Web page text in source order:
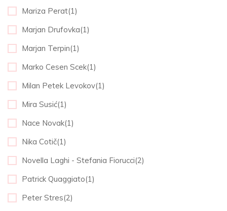
Mariza Perat(1)
Marjan Drufovka(1)
Marjan Terpin(1)
Marko Cesen Scek(1)
Milan Petek Levokov(1)
Mira Susić(1)
Nace Novak(1)
Nika Cotič(1)
Novella Laghi - Stefania Fiorucci(2)
Patrick Quaggiato(1)
Peter Stres(2)